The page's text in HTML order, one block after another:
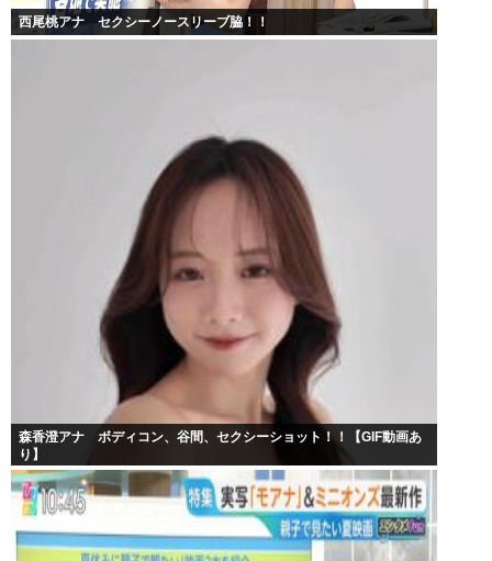
西尾桃アナ セクシーノースリーブ脇！！
森香澄アナ ボディコン、谷間、セクシーショット！！【GIF動画あ
り】